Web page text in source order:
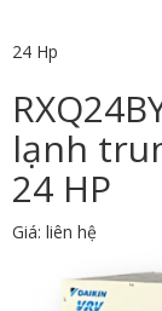
24 Hp
lạnh
24 HP
Giá: liên hệ